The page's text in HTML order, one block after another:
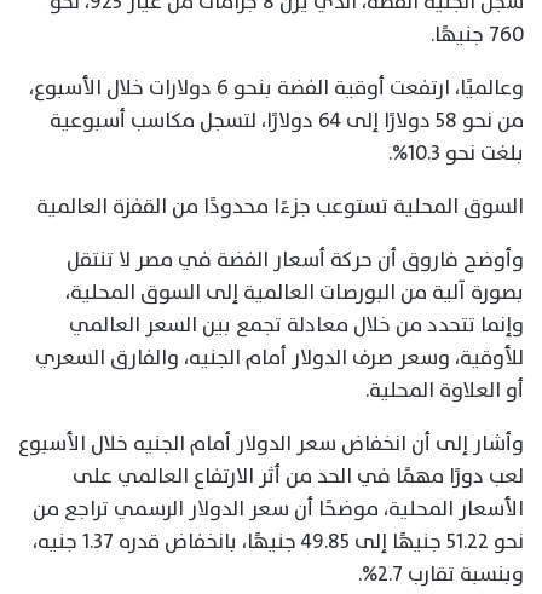
760 جنيهًا.
وعالميًا، ارتفعت أوقية الفضة بنحو 6 دولارات خلال الأسبوع،
من نحو 58 دولارًا إلى 64 دولارًا، لتسجل مكاسب أسبوعية
بلغت نحو 10.3%.
السوق المحلية تستوعب جزءًا محدودًا من القفزة العالمية
وأوضح فاروق أن حركة أسعار الفضة في مصر لا تنتقل
بصورة آلية من البورصات العالمية إلى السوق المحلية،
وإنما تتحدد من خلال معادلة تجمع بين السعر العالمي
للأوقية، وسعر صرف الدولار أمام الجنيه، والفارق السعري
أو العلاوة المحلية.
وأشار إلى أن انخفاض سعر الدولار أمام الجنيه خلال الأسبوع
لعب دورًا مهمًا في الحد من أثر الارتفاع العالمي على
الأسعار المحلية، موضحًا أن سعر الدولار الرسمي تراجع من
نحو 51.22 جنيهًا إلى 49.85 جنيهًا، بانخفاض قدره 1.37 جنيه،
وبنسبة تقارب 2.7%.